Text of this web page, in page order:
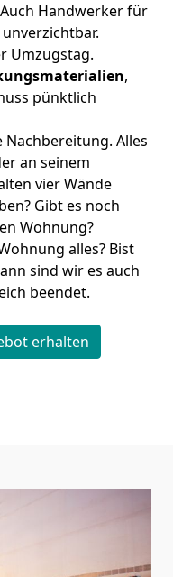
Handwerker für
Umzugstag.
,
pünktlich
Alles
an seinem
vier Wände
Gibt es noch
Wohnung?
alles? Bist
sind wir es auch
beendet.
erhalten